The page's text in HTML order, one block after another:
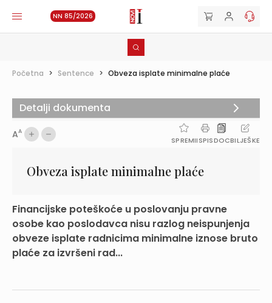
NN 85/2026
Početna > Sentence > Obveza isplate minimalne plaće
AA
SPREMIISPISDOCBILJEŠKE
Obveza isplate minimalne plaće
Financijske poteškoće u poslovanju pravne
osobe kao poslodavca nisu razlog neispunjenja
obveze isplate radnicima minimalne iznose bruto
plaće za izvršeni rad...
Detalji dokumenta